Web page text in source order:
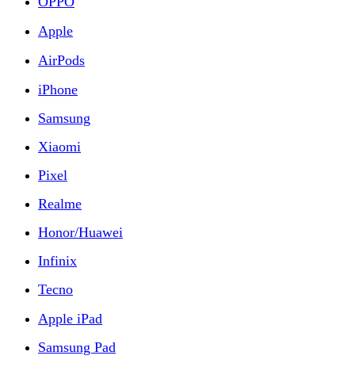
Apple
AirPods
iPhone
Samsung
Xiaomi
Pixel
Realme
Honor/Huawei
Infinix
Tecno
Apple iPad
Samsung Pad